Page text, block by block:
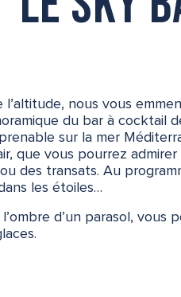
nous vous
du bar à cocktail
sur la mer
que vous pourrez
des transats. Au
les étoiles…
d’un parasol, vous